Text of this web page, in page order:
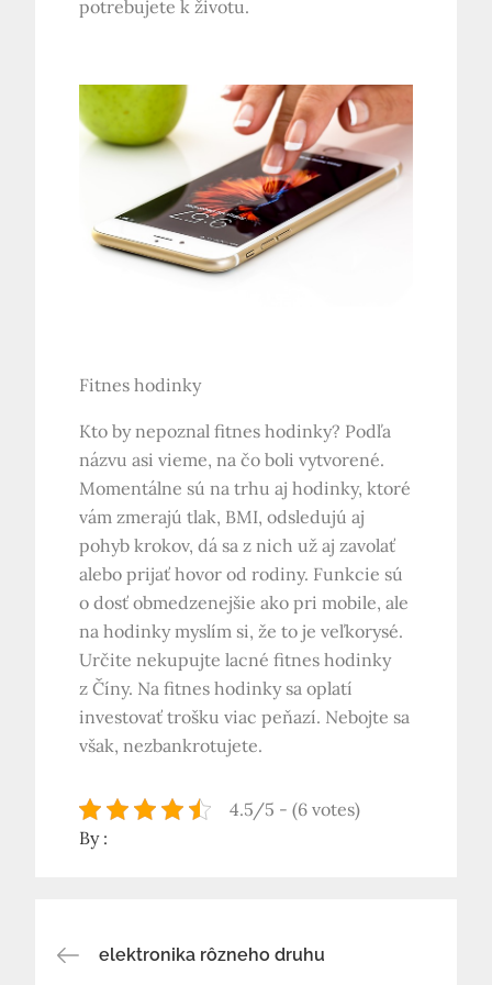
potrebujete k životu.
Fitnes hodinky
Kto by nepoznal fitnes hodinky? Podľa
názvu asi vieme, na čo boli vytvorené.
Momentálne sú na trhu aj hodinky, ktoré
vám zmerajú tlak, BMI, odsledujú aj
pohyb krokov, dá sa z nich už aj zavolať
alebo prijať hovor od rodiny. Funkcie sú
o dosť obmedzenejšie ako pri mobile, ale
na hodinky myslím si, že to je veľkorysé.
Určite nekupujte lacné fitnes hodinky
z Číny. Na fitnes hodinky sa oplatí
investovať trošku viac peňazí. Nebojte sa
však, nezbankrotujete.
4.5/5 - (6 votes)
By :
Navigace
elektronika rôzneho druhu